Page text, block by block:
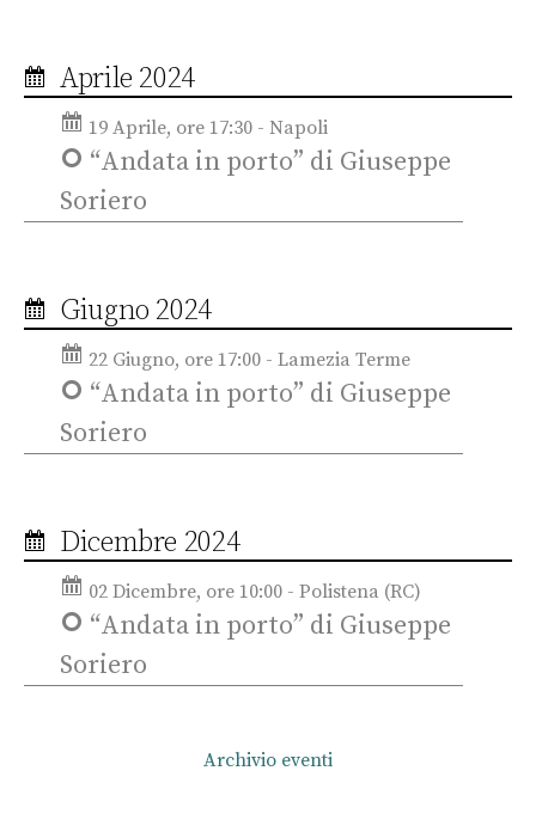
Aprile 2024
19 Aprile, ore 17:30 - Napoli
“Andata in porto” di Giuseppe
Soriero
Giugno 2024
22 Giugno, ore 17:00 - Lamezia Terme
“Andata in porto” di Giuseppe
Soriero
Dicembre 2024
02 Dicembre, ore 10:00 - Polistena (RC)
“Andata in porto” di Giuseppe
Soriero
Archivio eventi